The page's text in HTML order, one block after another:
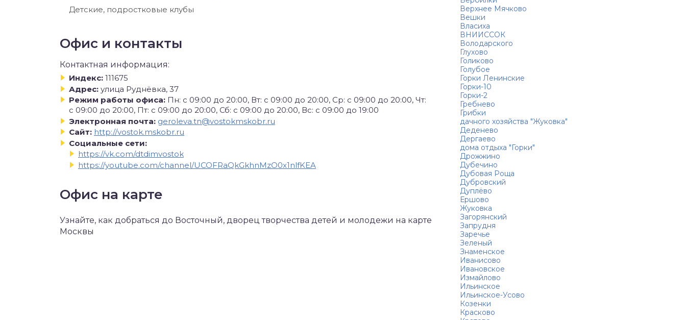
Детские, подростковые клубы
Офис и контакты
Контактная информация:
Индекс: 111675
Адрес: улица Руднёвка, 37
Режим работы офиса: Пн: с 09:00 до 20:00, Вт: с 09:00 до 20:00, Ср: с 09:00 до 20:00, Чт:
с 09:00 до 20:00, Пт: с 09:00 до 20:00, Сб: с 09:00 до 20:00, Вс: с 09:00 до 19:00
Электронная почта: geroleva.tn@vostokmskobr.ru
Сайт: http://vostok.mskobr.ru
Социальные сети:
https://vk.com/dtdimvostok
https://youtube.com/channel/UCOFRaQkGkhnMzO0x1nlfKEA
Офис на карте
Узнайте, как добраться до Восточный, дворец творчества детей и молодежи на карте
Москвы
Верхнее Мячково
Вешки
Власиха
ВНИИССОК
Володарского
Глухово
Голиково
Голубое
Горки Ленинские
Горки-10
Горки-2
Гребнево
Грибки
дачного хозяйства "Жуковка"
Деденево
Дергаево
дома отдыха "Горки"
Дрожжино
Дубечино
Дубовая Роща
Дубровский
Дуплёво
Ершово
Жуковка
Загорянский
Запрудня
Заречье
Зеленый
Знаменское
Иванисово
Ивановское
Измайлово
Ильинское
Ильинское-Усово
Козенки
Красково